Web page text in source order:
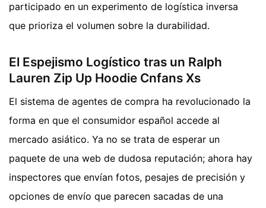
participado en un experimento de logística inversa
que prioriza el volumen sobre la durabilidad.
El Espejismo Logístico tras un Ralph
Lauren Zip Up Hoodie Cnfans Xs
El sistema de agentes de compra ha revolucionado la
forma en que el consumidor español accede al
mercado asiático. Ya no se trata de esperar un
paquete de una web de dudosa reputación; ahora hay
inspectores que envían fotos, pesajes de precisión y
opciones de envío que parecen sacadas de una